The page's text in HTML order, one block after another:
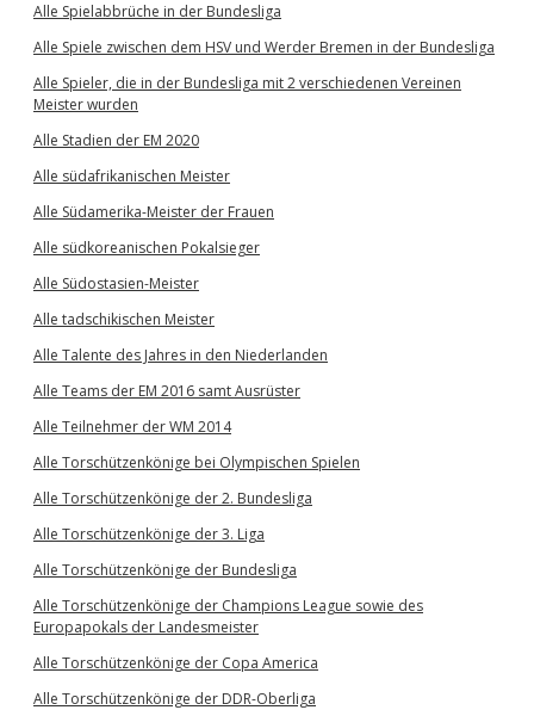
Alle Spielabbrüche in der Bundesliga
Alle Spiele zwischen dem HSV und Werder Bremen in der Bundesliga
Alle Spieler, die in der Bundesliga mit 2 verschiedenen Vereinen
Meister wurden
Alle Stadien der EM 2020
Alle südafrikanischen Meister
Alle Südamerika-Meister der Frauen
Alle südkoreanischen Pokalsieger
Alle Südostasien-Meister
Alle tadschikischen Meister
Alle Talente des Jahres in den Niederlanden
Alle Teams der EM 2016 samt Ausrüster
Alle Teilnehmer der WM 2014
Alle Torschützenkönige bei Olympischen Spielen
Alle Torschützenkönige der 2. Bundesliga
Alle Torschützenkönige der 3. Liga
Alle Torschützenkönige der Bundesliga
Alle Torschützenkönige der Champions League sowie des
Europapokals der Landesmeister
Alle Torschützenkönige der Copa America
Alle Torschützenkönige der DDR-Oberliga